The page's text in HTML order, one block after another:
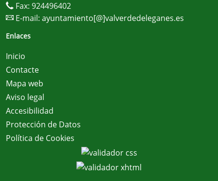
Fax: 924496402
E-mail: ayuntamiento[@]valverdedeleganes.es
Enlaces
Inicio
Contacte
Mapa web
Aviso legal
Accesibilidad
Protección de Datos
Política de Cookies